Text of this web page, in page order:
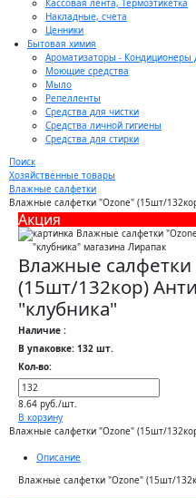
Кассовая лента, Термоэтикетка
Накладные, счета
Ценники
Бытовая химия
Ароматизаторы - Кондиционеры
Моющие средства
Мыло
Репелленты
Средства для чистки
Средства личной гигиены
Средства для стирки
Поиск
Хозяйственные товары
Влажные салфетки
Влажные салфетки "Ozone" (15шт/
Акция
Влажные салфетки
(15шт/132кор)
"клубника"
Наличие :
В упаковке: 132 шт.
Кол-во:
8.64 руб./шт.
В корзину
Влажные салфетки "Ozone" (15шт/
Описание
Влажные салфетки "Ozone" (15шт/